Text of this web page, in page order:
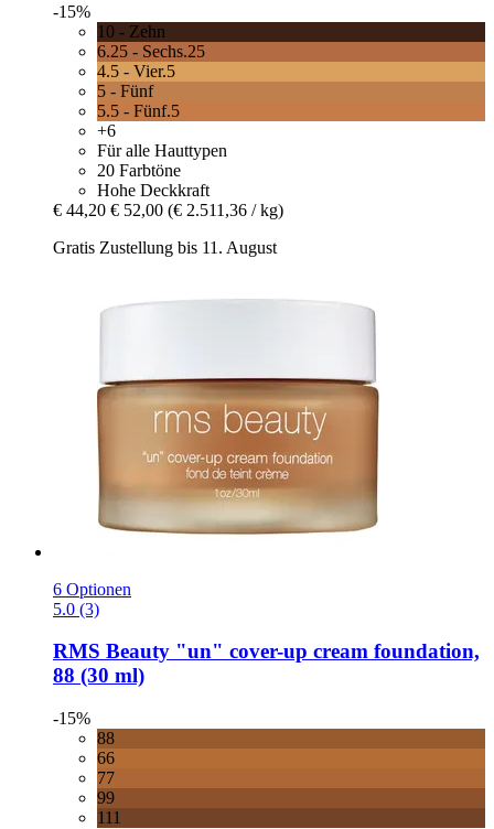
-15%
10 - Zehn
6.25 - Sechs.25
4.5 - Vier.5
5 - Fünf
5.5 - Fünf.5
+6
Für alle Hauttypen
20 Farbtöne
Hohe Deckkraft
€ 44,20 € 52,00 (€ 2.511,36 / kg)
Gratis Zustellung bis 11. August
6 Optionen
5.0 (3)
RMS Beauty "un" cover-​up cream foundation,
88 (30 ml)
-15%
88
66
77
99
111